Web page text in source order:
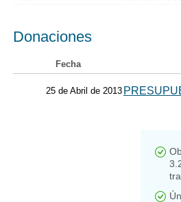
Donaciones
Fecha
25 de Abril de 2013